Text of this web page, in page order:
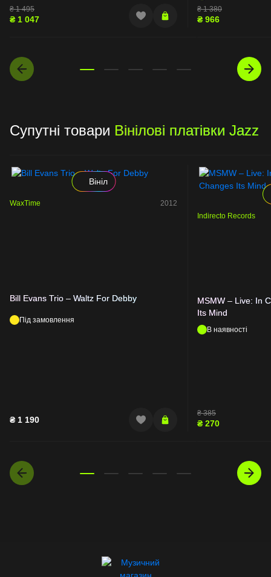
₴1 495
₴ 1 047
₴1 380
₴ 966
Супутні товари Вінілові платівки Jazz
Вініл
WaxTime 2012
Bill Evans Trio – Waltz For Debby
Під замовлення
₴ 1 190
Indirecto Records
MSMW – Live: In
Its Mind
В наявності
₴385
₴ 270